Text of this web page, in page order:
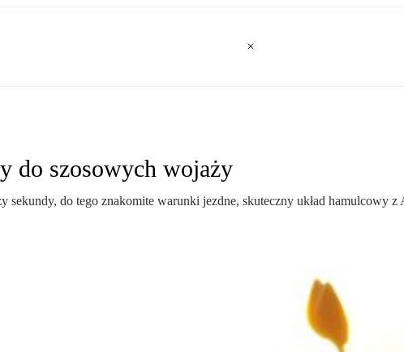
do szosowych wojaży
do tego znakomite warunki jezdne, skuteczny układ hamulcowy